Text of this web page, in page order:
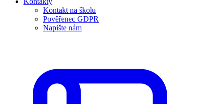
Kontakt na školu
Pověřenec GDPR
Napište nám